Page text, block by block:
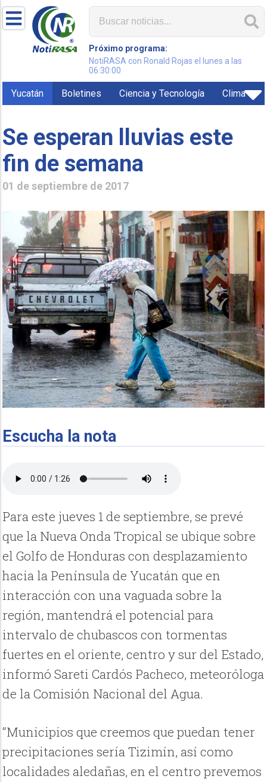
Próximo programa:
NotiRASA con Ronald Rojas el lunes a las
06:30:00
Yucatán Boletines Ciencia y Tecnología Clima
Se esperan lluvias este
fin de semana
01 de septiembre de 2017
Escucha la nota
Para este jueves 1 de septiembre, se prevé
que la Nueva Onda Tropical se ubique sobre
el Golfo de Honduras con desplazamiento
hacia la Península de Yucatán que en
interacción con una vaguada sobre la
región, mantendrá el potencial para
intervalo de chubascos con tormentas
fuertes en el oriente, centro y sur del Estado,
informó Sareti Cardós Pacheco, meteoróloga
de la Comisión Nacional del Agua.
“Municipios que creemos que puedan tener
precipitaciones sería Tizimín, así como
localidades aledañas, en el centro prevemos